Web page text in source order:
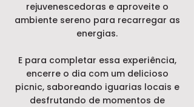
rejuvenescedoras e aproveite o
ambiente sereno para recarregar as
energias.
E para completar essa experiência,
encerre o dia com um delicioso
picnic, saboreando iguarias locais e
desfrutando de momentos de